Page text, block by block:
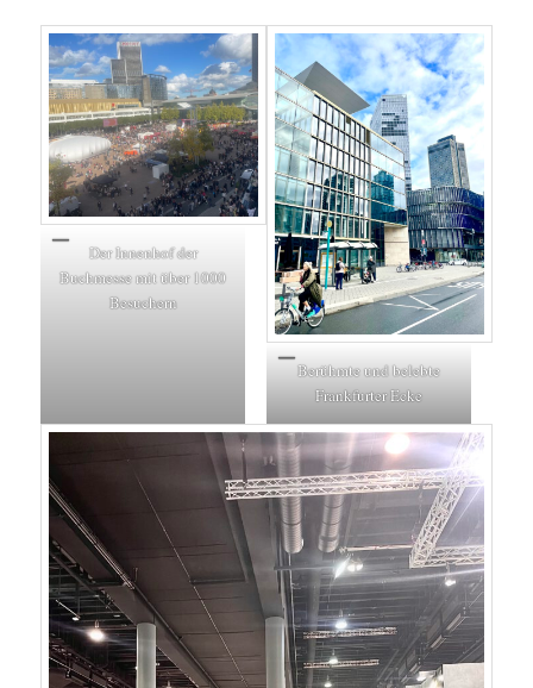
Der Innenhof der
Buchmesse mit über 1000
Besuchern
Berühmte und belebte
Frankfurter Ecke